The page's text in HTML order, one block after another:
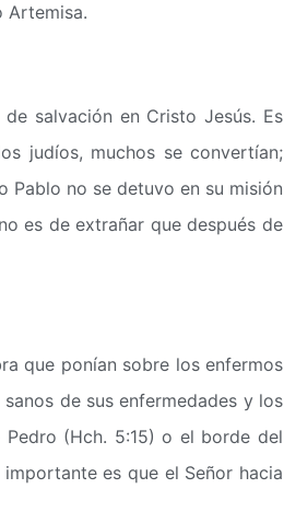
Artemisa.
salvación en Cristo Jesús. Es
judíos, muchos se convertían;
Pablo no se detuvo en su misión
es de extrañar que después de
que ponían sobre los enfermos
de sus enfermedades y los
(Hch. 5:15) o el borde del
es que el Señor hacia